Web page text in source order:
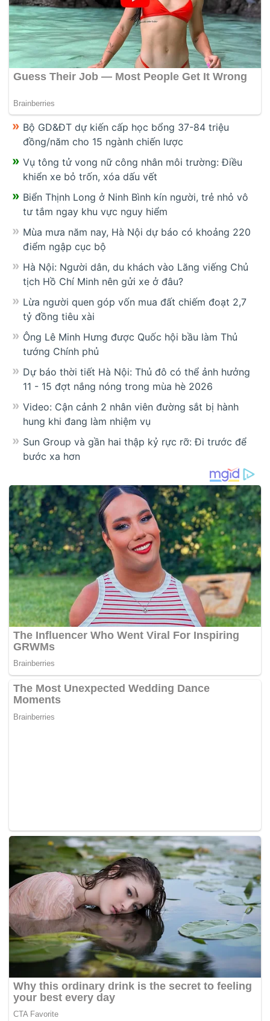
Bộ GD&ĐT dự kiến cấp học bổng 37-84 triệu
đồng/năm cho 15 ngành chiến lược
Vụ tông tử vong nữ công nhân môi trường: Điều
khiển xe bỏ trốn, xóa dấu vết
Biển Thịnh Long ở Ninh Bình kín người, trẻ nhỏ vô
tư tắm ngay khu vực nguy hiểm
Mùa mưa năm nay, Hà Nội dự báo có khoảng 220
điểm ngập cục bộ
Hà Nội: Người dân, du khách vào Lăng viếng Chủ
tịch Hồ Chí Minh nên gửi xe ở đâu?
Lừa người quen góp vốn mua đất chiếm đoạt 2,7
tỷ đồng tiêu xài
Ông Lê Minh Hưng được Quốc hội bầu làm Thủ
tướng Chính phủ
Dự báo thời tiết Hà Nội: Thủ đô có thể ảnh hưởng
11 - 15 đợt nắng nóng trong mùa hè 2026
Video: Cận cảnh 2 nhân viên đường sắt bị hành
hung khi đang làm nhiệm vụ
Sun Group và gần hai thập kỷ rực rỡ: Đi trước để
bước xa hơn